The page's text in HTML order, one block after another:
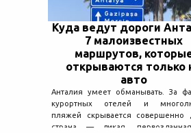
Куда ведут дороги
7 малоизвестных
маршрутов,
открываются только
авто
Анталия умеет обманывать. За
курортных отелей и
пляжей скрывается совершенно
страна — дикая,